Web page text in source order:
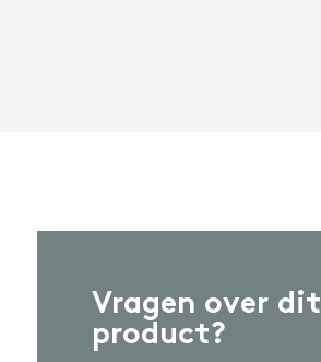
Vragen over dit
product?